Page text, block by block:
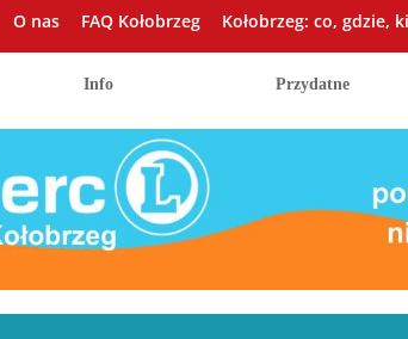
O nas FAQ Kołobrzeg Kołobrzeg: co, gdzie,
Info Przydatne